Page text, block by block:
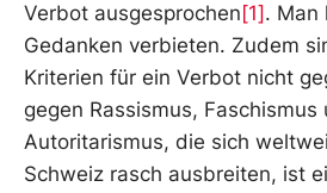
Verbot ausgesprochen [1] . Man
Gedanken verbieten. Zudem
Kriterien für ein Verbot nicht
gegen Rassismus, Faschismus
Autoritarismus, die sich
Schweiz rasch ausbreiten, ist